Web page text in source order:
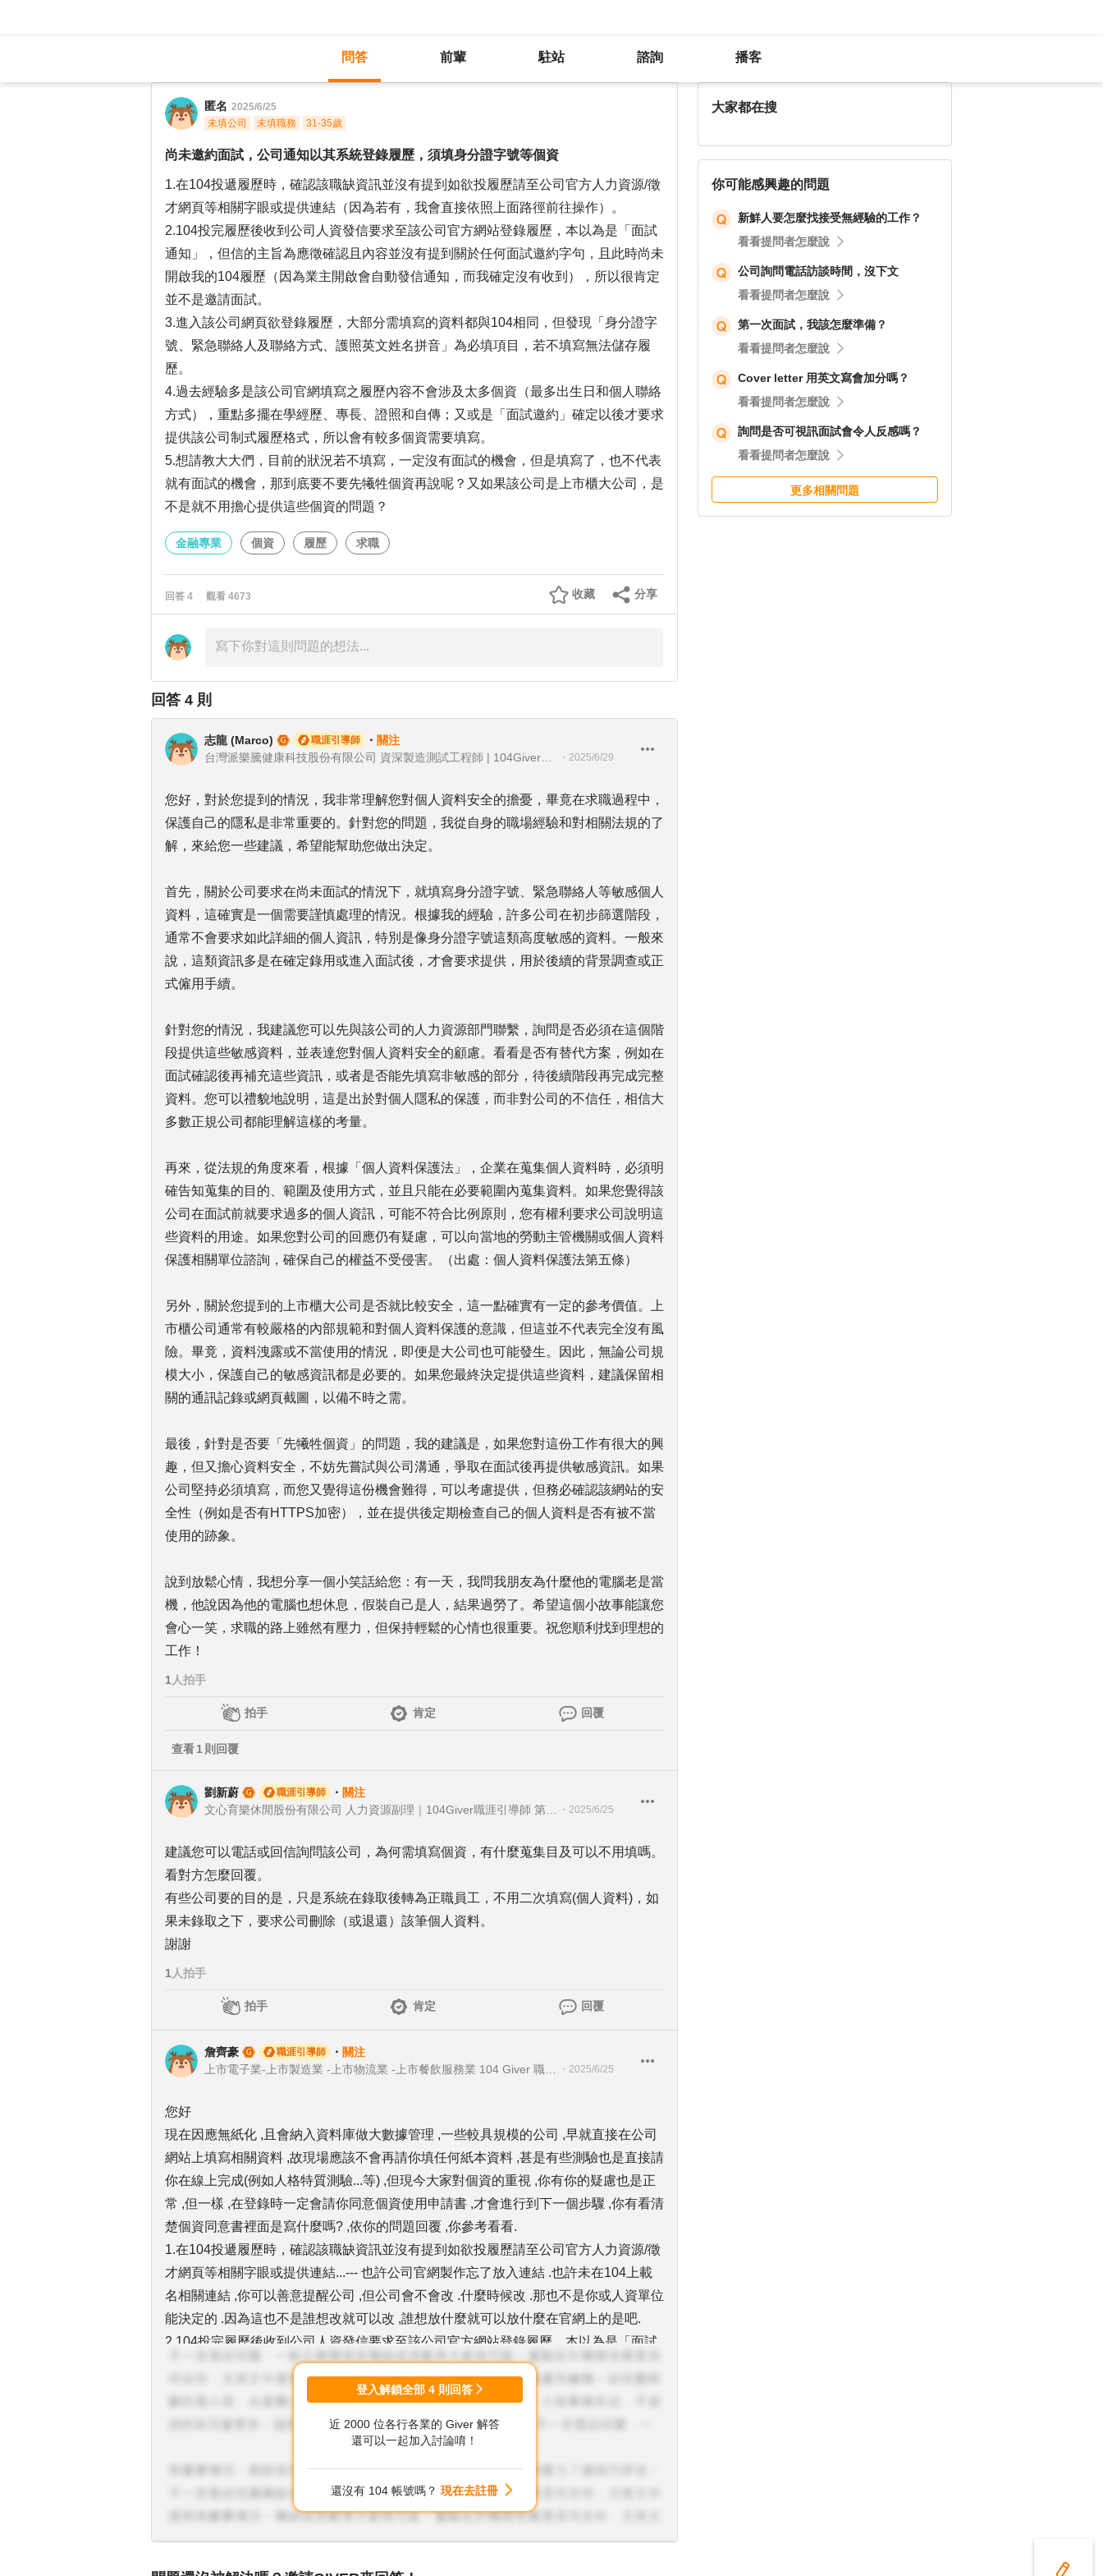
問答 前輩 駐站 諮詢 播客
匿名 2025/6/25
未填公司
未填職務 31-35歲
尚未邀約面試，公司通知以其系統登錄履歷，須填身分證字號等個資
1.在104投遞履歷時，確認該職缺資訊並沒有提到如欲投履歷請至公司官方人力資源/徵
才網頁等相關字眼或提供連結（因為若有，我會直接依照上面路徑前往操作）。
2.104投完履歷後收到公司人資發信要求至該公司官方網站登錄履歷，本以為是「面試
通知」，但信的主旨為應徵確認且內容並沒有提到關於任何面試邀約字句，且此時尚未
開啟我的104履歷（因為業主開啟會自動發信通知，而我確定沒有收到），所以很肯定
並不是邀請面試。
3.進入該公司網頁欲登錄履歷，大部分需填寫的資料都與104相同，但發現「身分證字
號、緊急聯絡人及聯絡方式、護照英文姓名拼音」為必填項目，若不填寫無法儲存履
歷。
4.過去經驗多是該公司官網填寫之履歷內容不會涉及太多個資（最多出生日和個人聯絡
方式），重點多擺在學經歷、專長、證照和自傳；又或是「面試邀約」確定以後才要求
提供該公司制式履歷格式，所以會有較多個資需要填寫。
5.想請教大大們，目前的狀況若不填寫，一定沒有面試的機會，但是填寫了，也不代表
就有面試的機會，那到底要不要先犧牲個資再說呢？又如果該公司是上市櫃大公司，是
不是就不用擔心提供這些個資的問題？
金融專業 個資 履歷 求職
回答 4 觀看 4673 分享
收藏
回答 4 則
志龍 (Marco) 職涯引導師 ・ 關注
・ 2025/6/29
您好，對於您提到的情況，我非常理解您對個人資料安全的擔憂，畢竟在求職過程中，
保護自己的隱私是非常重要的。針對您的問題，我從自身的職場經驗和對相關法規的了
解，來給您一些建議，希望能幫助您做出決定。
首先，關於公司要求在尚未面試的情況下，就填寫身分證字號、緊急聯絡人等敏感個人
資料，這確實是一個需要謹慎處理的情況。根據我的經驗，許多公司在初步篩選階段，
通常不會要求如此詳細的個人資訊，特別是像身分證字號這類高度敏感的資料。一般來
說，這類資訊多是在確定錄用或進入面試後，才會要求提供，用於後續的背景調查或正
式僱用手續。
針對您的情況，我建議您可以先與該公司的人力資源部門聯繫，詢問是否必須在這個階
段提供這些敏感資料，並表達您對個人資料安全的顧慮。看看是否有替代方案，例如在
面試確認後再補充這些資訊，或者是否能先填寫非敏感的部分，待後續階段再完成完整
資料。您可以禮貌地說明，這是出於對個人隱私的保護，而非對公司的不信任，相信大
多數正規公司都能理解這樣的考量。
再來，從法規的角度來看，根據「個人資料保護法」，企業在蒐集個人資料時，必須明
確告知蒐集的目的、範圍及使用方式，並且只能在必要範圍內蒐集資料。如果您覺得該
公司在面試前就要求過多的個人資訊，可能不符合比例原則，您有權利要求公司說明這
些資料的用途。如果您對公司的回應仍有疑慮，可以向當地的勞動主管機關或個人資料
保護相關單位諮詢，確保自己的權益不受侵害。（出處：個人資料保護法第五條）
另外，關於您提到的上市櫃大公司是否就比較安全，這一點確實有一定的參考價值。上
市櫃公司通常有較嚴格的內部規範和對個人資料保護的意識，但這並不代表完全沒有風
險。畢竟，資料洩露或不當使用的情況，即便是大公司也可能發生。因此，無論公司規
模大小，保護自己的敏感資訊都是必要的。如果您最終決定提供這些資料，建議保留相
關的通訊記錄或網頁截圖，以備不時之需。
最後，針對是否要「先犧牲個資」的問題，我的建議是，如果您對這份工作有很大的興
趣，但又擔心資料安全，不妨先嘗試與公司溝通，爭取在面試後再提供敏感資訊。如果
公司堅持必須填寫，而您又覺得這份機會難得，可以考慮提供，但務必確認該網站的安
全性（例如是否有HTTPS加密），並在提供後定期檢查自己的個人資料是否有被不當
使用的跡象。
說到放鬆心情，我想分享一個小笑話給您：有一天，我問我朋友為什麼他的電腦老是當
機，他說因為他的電腦也想休息，假裝自己是人，結果過勞了。希望這個小故事能讓您
會心一笑，求職的路上雖然有壓力，但保持輕鬆的心情也很重要。祝您順利找到理想的
工作！
1 人拍手
拍手 肯定 回覆
查看1 則回覆
劉新蔚 職涯引導師 ・ 關注
・ 2025/6/25
建議您可以電話或回信詢問該公司，為何需填寫個資，有什麼蒐集目及可以不用填嗎。
看對方怎麼回覆。
有些公司要的目的是，只是系統在錄取後轉為正職員工，不用二次填寫(個人資料)，如
果未錄取之下，要求公司刪除（或退還）該筆個人資料。
謝謝
1 人拍手
拍手 肯定 回覆
詹齊豪 職涯引導師 ・ 關注
・ 2025/6/25
您好
現在因應無紙化 ,且會納入資料庫做大數據管理 ,一些較具規模的公司 ,早就直接在公司
網站上填寫相關資料 ,故現場應該不會再請你填任何紙本資料 ,甚是有些測驗也是直接請
你在線上完成(例如人格特質測驗...等) ,但現今大家對個資的重視 ,你有你的疑慮也是正
常 ,但一樣 ,在登錄時一定會請你同意個資使用申請書 ,才會進行到下一個步驟 ,你有看清
楚個資同意書裡面是寫什麼嗎? ,依你的問題回覆 ,你參考看看.
1.在104投遞履歷時，確認該職缺資訊並沒有提到如欲投履歷請至公司官方人力資源/徵
才網頁等相關字眼或提供連結...--- 也許公司官網製作忘了放入連結 .也許未在104上載
名相關連結 ,你可以善意提醒公司 ,但公司會不會改 .什麼時候改 .那也不是你或人資單位
能決定的 .因為這也不是誰想改就可以改 ,誰想放什麼就可以放什麼在官網上的是吧.
2.104投完履歷後收到公司人資發信要求至該公司官方網站登錄履歷，本以為是「面試
通知」...---這也許是該家公司的流程就是這樣 ,不管好或不好 ,對或不對 ,不予評論 ,如果
你怕詐騙 ,那可以直接電話去詢問 ,去確認 ,基本上HR應該不會主動去電給你 ,畢竟要面
試的那麼多 ,如果每位都電話通知 ,那講都講不完.
3.進入該公司網頁欲登錄履歷，大部分需填寫的資料都與104相同，但發現「身分證字
絡人當然是要有 ,實務上也有 ,在上班途中發生交通意外 ,醫院急診打電話來(他人昏迷
了) ,因為他有公司識別證 ,醫院希望公司通知他的家長(緊急連絡人到醫院) ,結果HR查到
他緊急聯絡人的資料 ,打電話過去聯絡 .結果是空號 .打他家裡電話 .結果是亂寫的...你覺
4.過去經驗多是該公司官網填寫之履歷內容不會涉及太多個資（最多出生日和個人聯絡
登入解鎖全部 4 則回答
近 2000 位各行各業的 Giver 解答
還可以一起加入討論唷！
還沒有 104 帳號嗎？ 現在去註冊
大家都在搜
你可能感興趣的問題
新鮮人要怎麼找接受無經驗的工作？
看看提問者怎麼說
公司詢問電話訪談時間，沒下文
看看提問者怎麼說
第一次面試，我該怎麼準備？
看看提問者怎麼說
Cover letter 用英文寫會加分嗎？
看看提問者怎麼說
詢問是否可視訊面試會令人反感嗎？
看看提問者怎麼說
更多相關問題